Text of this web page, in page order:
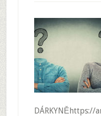
DÁRKYNĚhttps://